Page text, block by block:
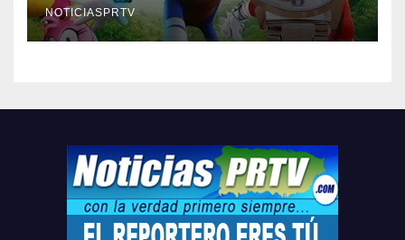
compre ahora….
NOTICIASPRTV